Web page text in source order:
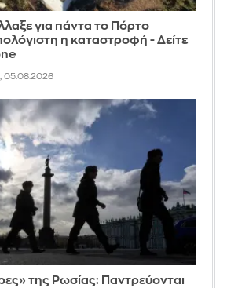
για πάντα το Πόρτο
η καταστροφή - Δείτε
05.08.2026
της Ρωσίας: Παντρεύονται